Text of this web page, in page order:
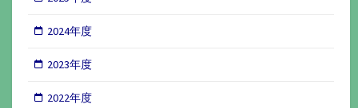
2024年度
2023年度
2022年度